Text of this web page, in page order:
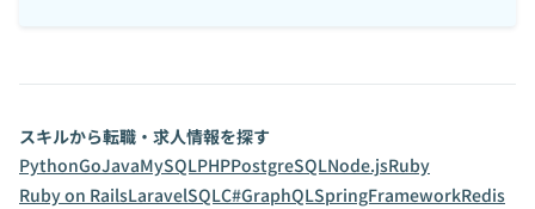
スキルから転職・求人情報を探す
PythonGoJavaMySQLPHPPostgreSQLNode.jsRuby
Ruby on RailsLaravelSQLC#GraphQLSpringFrameworkRedis